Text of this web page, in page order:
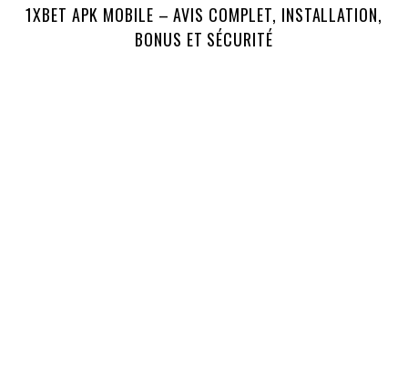
1XBET APK MOBILE – AVIS COMPLET, INSTALLATION,
BONUS ET SÉCURITÉ